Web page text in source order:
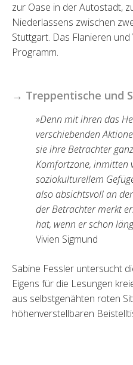
zur Oase in der Autostadt,
Niederlassens zwischen
Stuttgart. Das Flanieren
Programm.
→ Treppentische und
»Denn mit ihren das
verschiebenden
sie ihre Betrachter
Komfortzone, inmitten
soziokulturellem
also absichtsvoll an
der Betrachter merkt
hat, wenn er schon
Vivien Sigmund
Sabine Fessler untersucht
Eigens für die Lesungen
aus selbstgenähten roten
höhenverstellbaren